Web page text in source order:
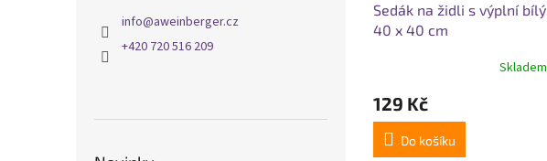
info@aweinberger.cz
+420 720 516 209
Sedák na židli s výplní bílý
40 x 40 cm
produktu
je
5,0
z
Skladem
129 Kč
Do košíku